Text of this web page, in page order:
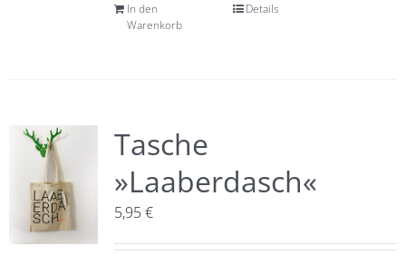
In den
Warenkorb
Details
Tasche
»Laaberdasch«
5,95€